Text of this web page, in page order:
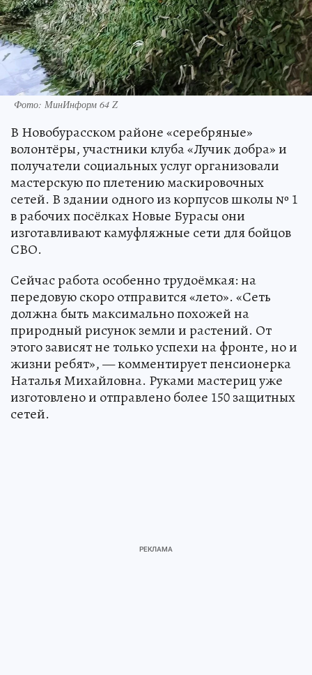
Фото: МинИнформ 64 Z
В Новобурасском районе «серебряные»
волонтёры, участники клуба «Лучик добра» и
получатели социальных услуг организовали
мастерскую по плетению маскировочных
сетей. В здании одного из корпусов школы № 1
в рабочих посёлках Новые Бурасы они
изготавливают камуфляжные сети для бойцов
СВО.
Сейчас работа особенно трудоёмкая: на
передовую скоро отправится «лето». «Сеть
должна быть максимально похожей на
природный рисунок земли и растений. От
этого зависят не только успехи на фронте, но и
жизни ребят», — комментирует пенсионерка
Наталья Михайловна. Руками мастериц уже
изготовлено и отправлено более 150 защитных
сетей.